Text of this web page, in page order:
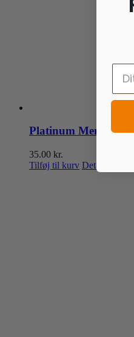
Platinum Menu
35.00 kr.
Tilføj til kurv Detaljer